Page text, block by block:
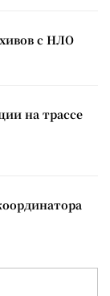
с НЛО
на трассе